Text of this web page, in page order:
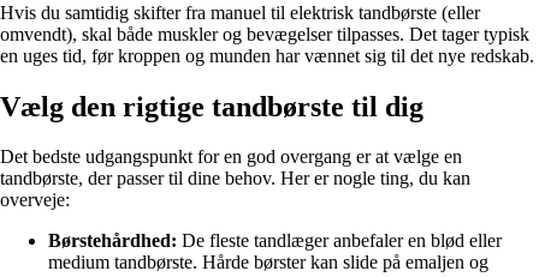
Hvis du samtidig skifter fra manuel til elektrisk tandbørste (eller
omvendt), skal både muskler og bevægelser tilpasses. Det tager typisk
en uges tid, før kroppen og munden har vænnet sig til det nye redskab.
Vælg den rigtige tandbørste til dig
Det bedste udgangspunkt for en god overgang er at vælge en
tandbørste, der passer til dine behov. Her er nogle ting, du kan
overveje:
Børstehårdhed: De fleste tandlæger anbefaler en blød eller
medium tandbørste. Hårde børster kan slide på emaljen og